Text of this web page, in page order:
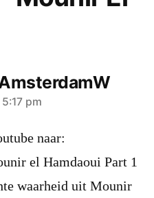
pm
naar:
el Hamdaoui Part 1
waarheid uit Mounir